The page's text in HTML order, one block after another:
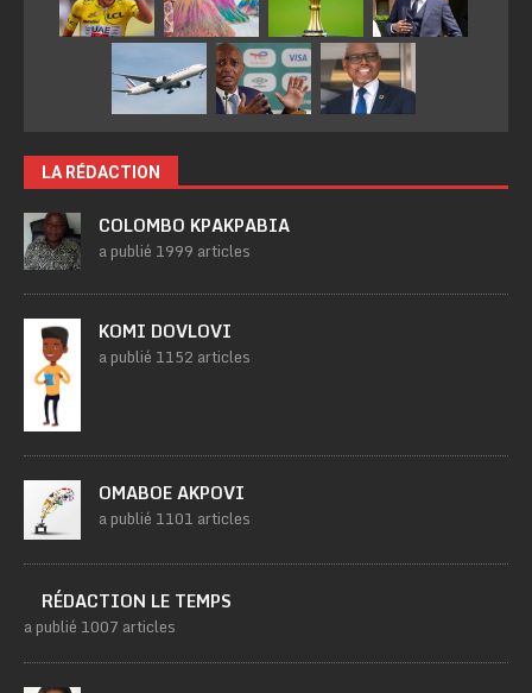
LA RÉDACTION
COLOMBO KPAKPABIA
a publié 1999 articles
KOMI DOVLOVI
a publié 1152 articles
OMABOE AKPOVI
a publié 1101 articles
RÉDACTION LE TEMPS
a publié 1007 articles